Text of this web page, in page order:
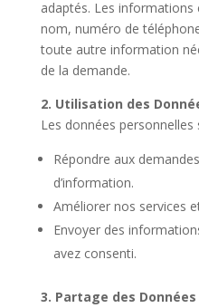
adaptés. Les informations
nom, numéro de
toute autre information
de la demande.
2. Utilisation des
Les données
Répondre aux
d’information.
Améliorer nos services
Envoyer des
avez consenti.
3. Partage des Données